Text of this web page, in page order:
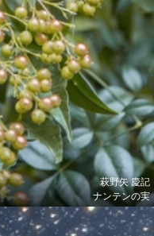
萩野矢 慶記
ナンテンの実